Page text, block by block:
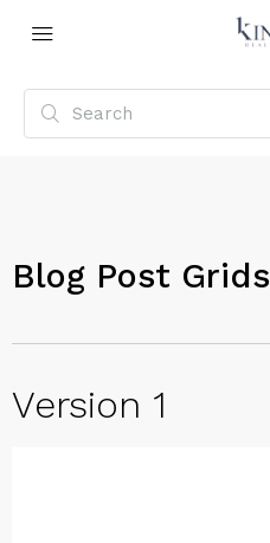
Blog Post Grids
Version 1